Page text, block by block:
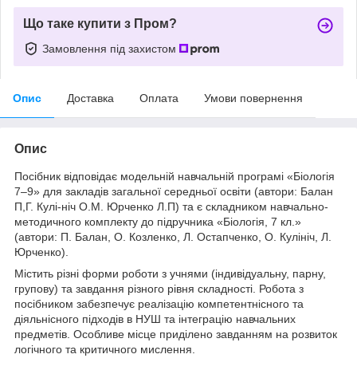
Що таке купити з Пром?
Замовлення під захистом
Опис Доставка Оплата Умови повернення
Опис
Посібник відповідає модельній навчальній програмі «Біологія
7–9» для закладів загальної середньої освіти (автори: Балан
П,Г. Кулі-ніч О.М. Юрченко Л.П) та є складником навчально-
методичного комплекту до підручника «Біологія, 7 кл.»
(автори: П. Балан, О. Козленко, Л. Остапченко, О. Кулініч, Л.
Юрченко).
Містить різні форми роботи з учнями (індивідуальну, парну,
групову) та завдання різного рівня складності. Робота з
посібником забезпечує реалізацію компетентнісного та
діяльнісного підходів в НУШ та інтеграцію навчальних
предметів. Особливе місце приділено завданням на розвиток
логічного та критичного мислення.